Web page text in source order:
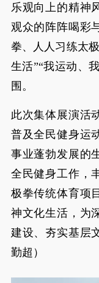
乐观向上的精神
观众的阵阵喝彩
拳、人人习练太
生活”“我运动、
围。
此次集体展演活
普及全民健身运
事业蓬勃发展的
全民健身工作，
极拳传统体育项
神文化生活，为
建设、夯实基层
勤超）